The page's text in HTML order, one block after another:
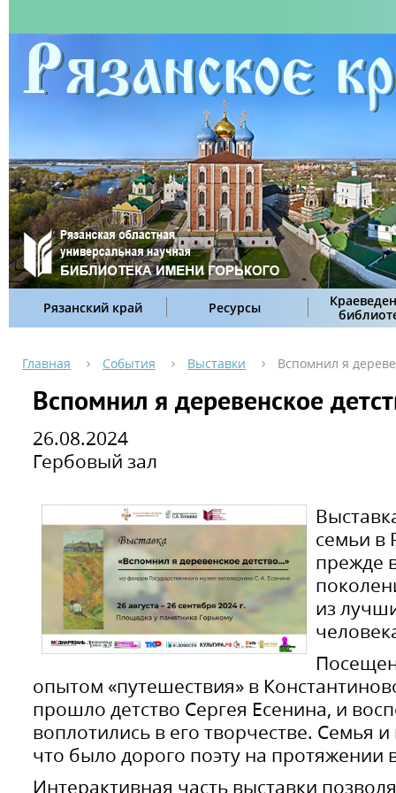
Рязанский край Ресурсы
Главная События Выставки Вспомнил я
Вспомнил я деревенское
26.08.2024
Гербовый зал
семьи в
прежде
из
опытом «путешествия» в
прошло детство Сергея Есенина, и
воплотились в его творчестве. Семья
что было дорого поэту на протяжении
Интерактивная часть выставки